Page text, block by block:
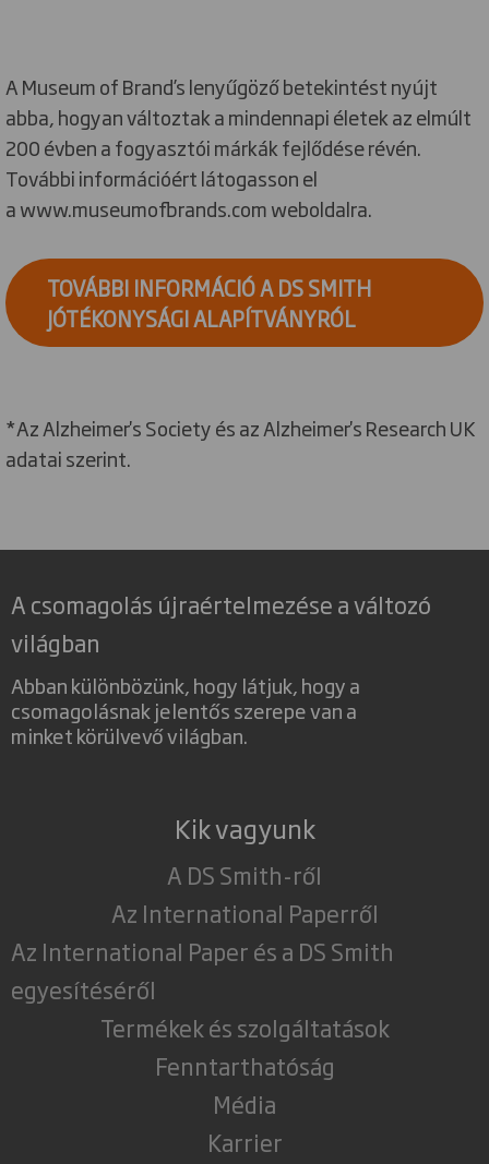
A Museum of Brand’s lenyűgöző betekintést nyújt
abba, hogyan változtak a mindennapi életek az elmúlt
200 évben a fogyasztói márkák fejlődése révén.
További információért látogasson el
a www.museumofbrands.com weboldalra.
TOVÁBBI INFORMÁCIÓ A DS SMITH
JÓTÉKONYSÁGI ALAPÍTVÁNYRÓL
*Az Alzheimer's Society és az Alzheimer's Research UK
adatai szerint.
A csomagolás újraértelmezése a változó
világban
Abban különbözünk, hogy látjuk, hogy a
csomagolásnak jelentős szerepe van a
minket körülvevő világban.
Kik vagyunk
A DS Smith-ről
Az International Paperről
Az International Paper és a DS Smith
egyesítéséről
Termékek és szolgáltatások
Fenntarthatóság
Média
Karrier